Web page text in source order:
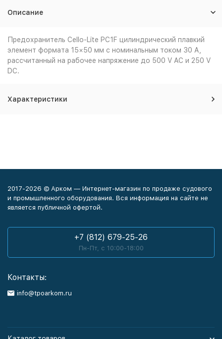
Описание
Предохранитель Cello-Lite PC1F цилиндрический плавкий
элемент формата 15×50 мм с номинальным током 30 А,
рассчитанный на рабочее напряжение до 500 V AC и 250 V
DC.
Характеристики
2017-2026 © Арком — Интернет-магазин по продаже судового
и промышленного оборудования. Вся информация на сайте не
является публичной офертой.
+7 (812) 679-25-26
Пн-Пт, с 10:00-18:00
Контакты:
info@tpoarkom.ru